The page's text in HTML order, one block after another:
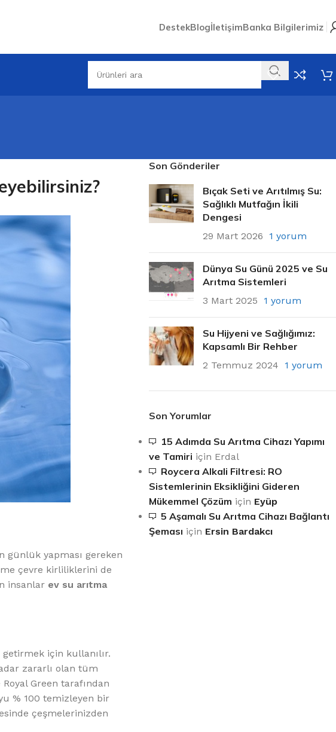
DestekBlogİletişimBanka Bilgilerimiz
%10 INDIRIM
günlük yapması gereken
çevre kirliliklerini de
insanlar ev su arıtma
için kullanılır.
zararlı olan tüm
Green tarafından
% 100 temizleyen bir
çeşmelerinizden
Son Gönderiler
Bıçak Seti ve Arıtılmış Su:
Sağlıklı Mutfağın İkili
Dengesi
29 Mart 2026 1 yorum
Dünya Su Günü 2025 ve Su
Arıtma Sistemleri
3 Mart 2025 1 yorum
Su Hijyeni ve Sağlığımız:
Kapsamlı Bir Rehber
2 Temmuz 2024 1 yorum
Son Yorumlar
15 Adımda Su Arıtma Cihazı Yapımı
ve Tamiri için Erdal
Roycera Alkali Filtresi: RO
Sistemlerinin Eksikliğini Gideren
Mükemmel Çözüm için Eyüp
5 Aşamalı Su Arıtma Cihazı Bağlantı
Şeması için Ersin Bardakcı